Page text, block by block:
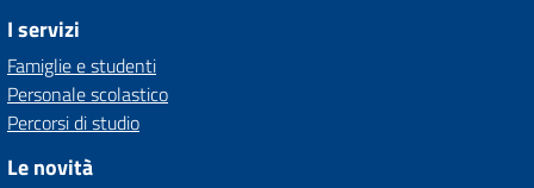
I servizi
Famiglie e studenti
Personale scolastico
Percorsi di studio
Le novità